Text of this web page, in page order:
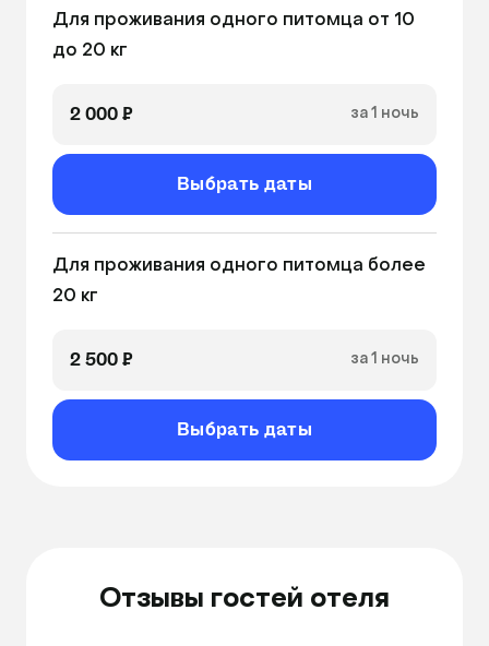
можете быть уверены в том, что он будет под
присмотром. Кормление, выгул, общение и
планируемым отпуском приболел.
Для проживания одного питомца от 10
до 20 кг
2 000 ₽ за 1 ночь
Выбрать даты
Для проживания одного питомца более
20 кг
2 500 ₽ за 1 ночь
Выбрать даты
Отзывы гостей отеля